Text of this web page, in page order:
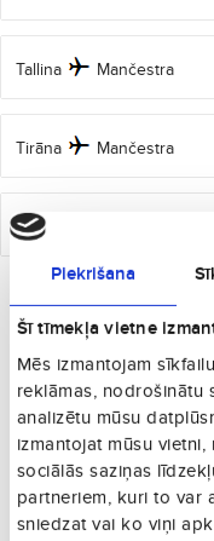
Piekrišana
Šī tīmekļa vietne
Mēs izmantojam
reklāmas, nodrošinātu
analizētu mūsu
izmantojat mūsu
sociālās saziņas
partneriem, kuri to var
sniedzat vai ko viņi
Tallina Mančestra
Tirāna Mančestra
Poznaņa
Citas
patikt
Londona